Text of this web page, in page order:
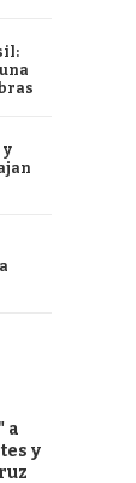
y
a
y